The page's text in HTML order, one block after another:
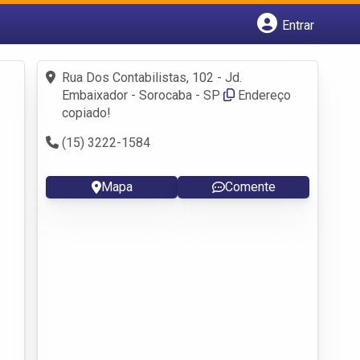
Entrar
Fazer login
Criar conta
Rua Dos Contabilistas, 102 - Jd.
Embaixador - Sorocaba - SP
Endereço
copiado!
(15) 3222-1584
Mapa Comente